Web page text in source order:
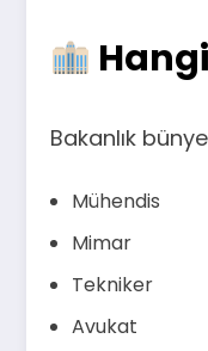
Bakanlık
Mühendis
Mimar
Tekniker
Avukat